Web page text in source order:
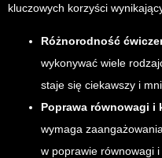
kluczowych korzyści
Różnorodność
wykonywać wiele
staje się ciekawszy i
Poprawa równowagi i
wymaga
w poprawie równowagi